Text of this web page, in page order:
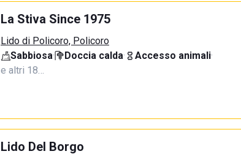
La Stiva Since 1975
Lido di Policoro, Policoro
Sabbiosa· Doccia calda· Accesso animali·
e altri 18…
Lido Del Borgo